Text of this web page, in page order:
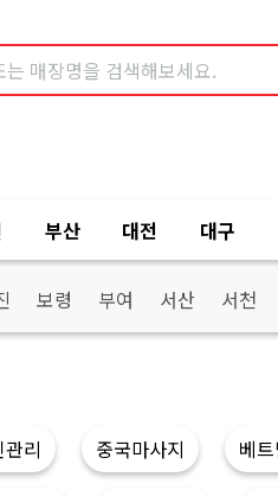
부산 대전 대구
보령 부여 서산 서천
리 중국마사지 베